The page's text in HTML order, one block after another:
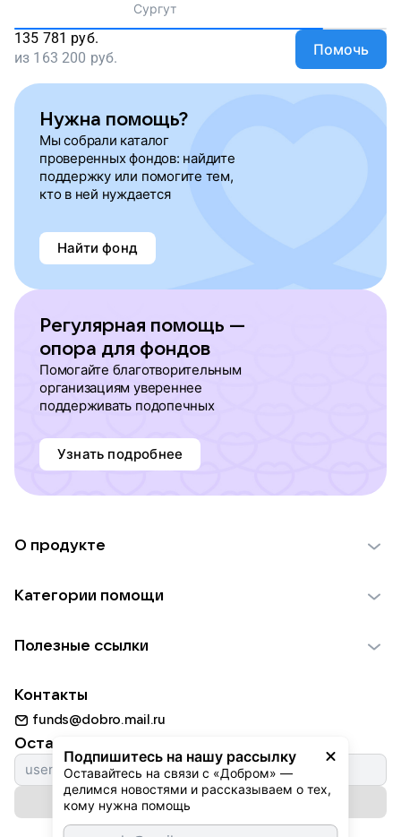
Сургут
135 781 руб.
из 163 200 руб. Помочь
Нужна помощь?
Мы собрали каталог
проверенных фондов: найдите
поддержку или помогите тем,
кто в ней нуждается
Найти фонд
Регулярная помощь —
опора для фондов
Помогайте благотворительным
организациям увереннее
поддерживать подопечных
Узнать подробнее
Подпишитесь на нашу рассылку
Оставайтесь на связи с «Добром» —
делимся новостями и рассказываем о тех,
кому нужна помощь
О продукте
Использование материалов
Для НКО
Партнерам
Категории помощи
Пожилым
Животным
Природе
Культуре
Фондам
Полезные ссылки
Добрый день
Истории
Автоплатежи
Контакты
funds@dobro.mail.ru
Оставайтесь с нами
Подписаться на рассылку